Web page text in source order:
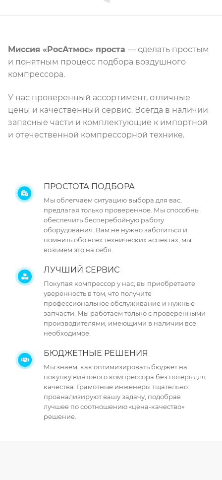
Миссия «РосАтмос» проста — сделать простым
и понятным процесс подбора воздушного
компрессора.
У нас проверенный ассортимент, отличные
цены и качественный сервис. Всегда в наличии
запасные части и комплектующие к импортной
и отечественной компрессорной технике.
ПРОСТОТА ПОДБОРА
Мы облегчаем ситуацию выбора для вас,
предлагая только проверенное. Мы способны
обеспечить бесперебойную работу
оборудования. Вам не нужно заботиться и
помнить обо всех технических аспектах, мы
возьмем это на себя.
ЛУЧШИЙ СЕРВИС
Покупая компрессор у нас, вы приобретаете
уверенность в том, что получите
профессиональное обслуживание и нужные
запчасти. Мы работаем только с проверенными
производителями, имеющими в наличии все
необходимое.
БЮДЖЕТНЫЕ РЕШЕНИЯ
Мы знаем, как оптимизировать бюджет на
покупку винтового компрессора без потерь для
качества. Грамотные инженеры тщательно
проанализируют вашу задачу, подобрав
лучшее по соотношению «цена-качество»
решение.